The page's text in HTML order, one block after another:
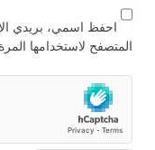
احفظ اسمي، بريدي
المتصفح لاستخدامها